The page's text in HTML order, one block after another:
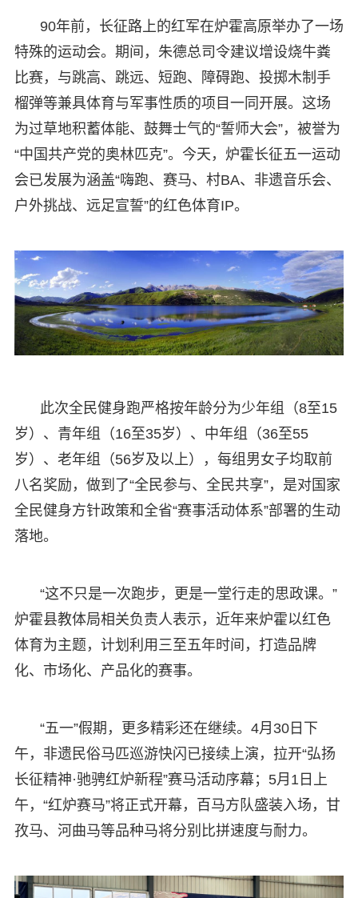
90年前，长征路上的红军在炉霍高原举办了一场
特殊的运动会。期间，朱德总司令建议增设烧牛粪
比赛，与跳高、跳远、短跑、障碍跑、投掷木制手
榴弹等兼具体育与军事性质的项目一同开展。这场
为过草地积蓄体能、鼓舞士气的“誓师大会”，被誉为
“中国共产党的奥林匹克”。今天，炉霍长征五一运动
会已发展为涵盖“嗨跑、赛马、村BA、非遗音乐会、
户外挑战、远足宣誓”的红色体育IP。
此次全民健身跑严格按年龄分为少年组（8至15
岁）、青年组（16至35岁）、中年组（36至55
岁）、老年组（56岁及以上），每组男女子均取前
八名奖励，做到了“全民参与、全民共享”，是对国家
全民健身方针政策和全省“赛事活动体系”部署的生动
落地。
“这不只是一次跑步，更是一堂行走的思政课。”
炉霍县教体局相关负责人表示，近年来炉霍以红色
体育为主题，计划利用三至五年时间，打造品牌
化、市场化、产品化的赛事。
“五一”假期，更多精彩还在继续。4月30日下
午，非遗民俗马匹巡游快闪已接续上演，拉开“弘扬
长征精神·驰骋红炉新程”赛马活动序幕；5月1日上
午，“红炉赛马”将正式开幕，百马方队盛装入场，甘
孜马、河曲马等品种马将分别比拼速度与耐力。